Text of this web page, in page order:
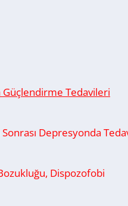
Tedavileri
Depresyonda
Dispozofobi